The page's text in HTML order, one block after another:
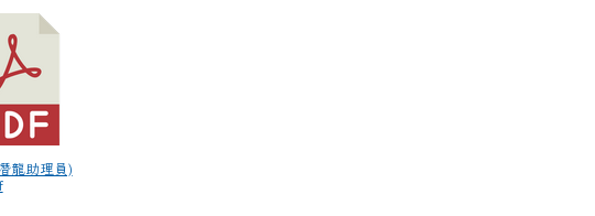
龍助理員)